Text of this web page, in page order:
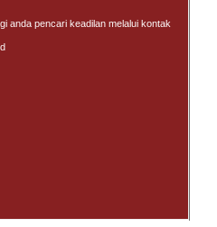
anda pencari keadilan melalui kontak